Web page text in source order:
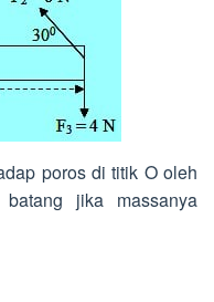
poros di titik O oleh
jika massanya